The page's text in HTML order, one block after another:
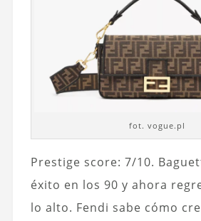
fot. vogue.pl
Prestige score: 7/10.
éxito en los 90 y ahora
lo alto. Fendi sabe cómo